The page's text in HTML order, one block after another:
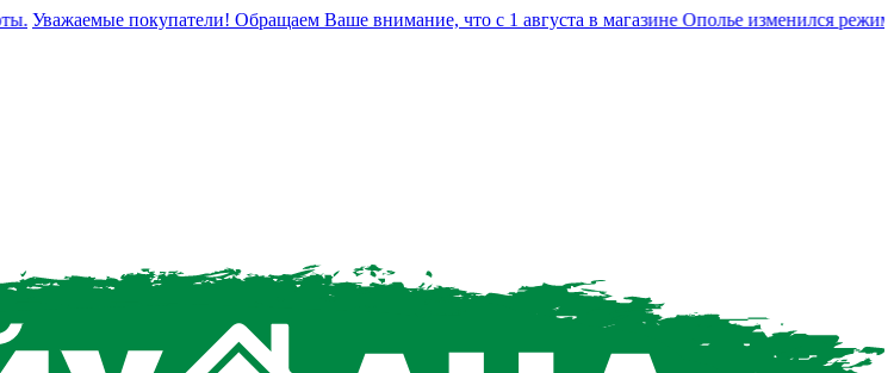
Уважаемые покупатели! Обращаем Ваше внимание, что с 1 августа в магазине Ополье изменился режим